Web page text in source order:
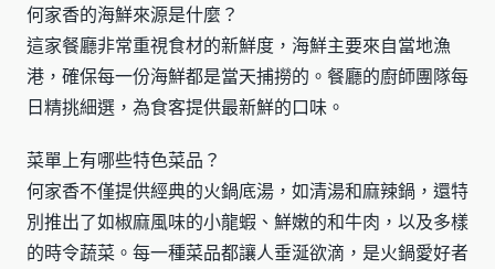
何家香的海鮮來源是什麼？
這家餐廳非常重視食材的新鮮度，海鮮主要來自當地漁
港，確保每一份海鮮都是當天捕撈的。餐廳的廚師團隊每
日精挑細選，為食客提供最新鮮的口味。
菜單上有哪些特色菜品？
何家香不僅提供經典的火鍋底湯，如清湯和麻辣鍋，還特
別推出了如椒麻風味的小龍蝦、鮮嫩的和牛肉，以及多樣
的時令蔬菜。每一種菜品都讓人垂涎欲滴，是火鍋愛好者